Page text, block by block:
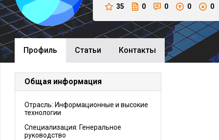
35 0 0 0 0
Профиль Cтатьи Контакты
Общая информация
Отрасль: Информационные и высокие
технологии
Специализация: Генеральное
руководство